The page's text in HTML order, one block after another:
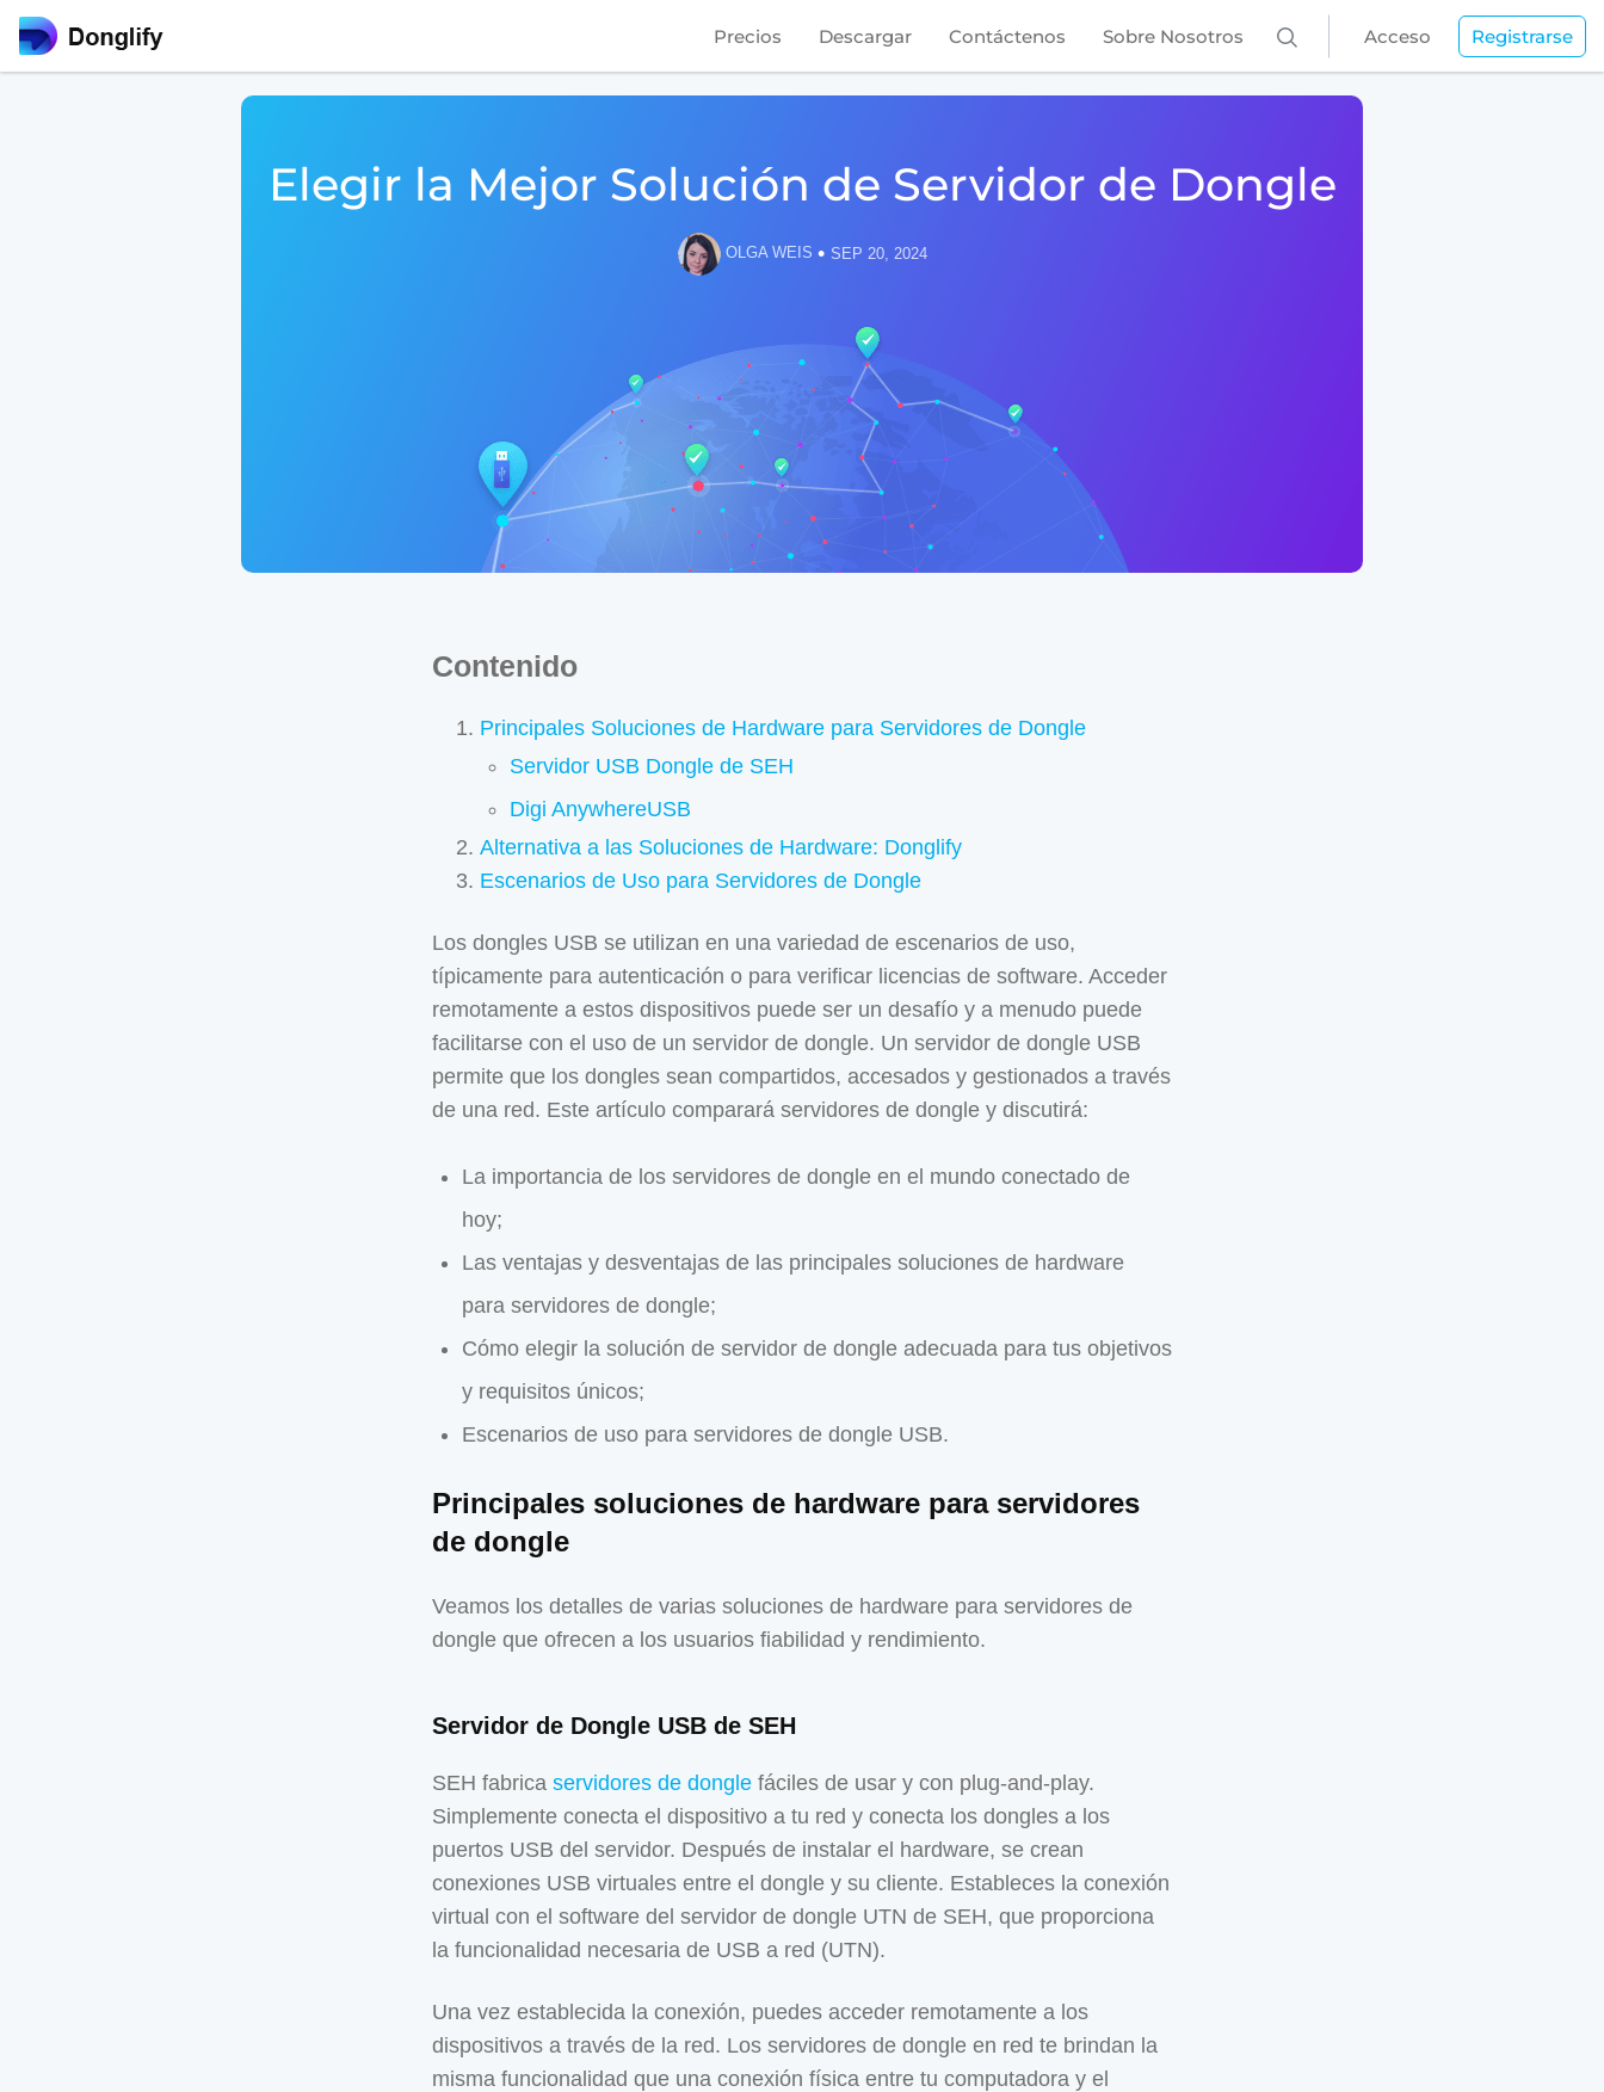
Precios Descargar Contáctenos Sobre Nosotros Acceso Registrarse
Elegir la Mejor Solución de Servidor de Dongle
OLGA WEIS • SEP 20, 2024
Contenido
Principales Soluciones de Hardware para Servidores de Dongle
Servidor USB Dongle de SEH
Digi AnywhereUSB
Alternativa a las Soluciones de Hardware: Donglify
Escenarios de Uso para Servidores de Dongle
Los dongles USB se utilizan en una variedad de escenarios de uso,
típicamente para autenticación o para verificar licencias de software. Acceder
remotamente a estos dispositivos puede ser un desafío y a menudo puede
facilitarse con el uso de un servidor de dongle. Un servidor de dongle USB
permite que los dongles sean compartidos, accesados y gestionados a través
de una red. Este artículo comparará servidores de dongle y discutirá:
La importancia de los servidores de dongle en el mundo conectado de
hoy;
Las ventajas y desventajas de las principales soluciones de hardware
para servidores de dongle;
Cómo elegir la solución de servidor de dongle adecuada para tus objetivos
y requisitos únicos;
Escenarios de uso para servidores de dongle USB.
Principales soluciones de hardware para servidores
de dongle
Veamos los detalles de varias soluciones de hardware para servidores de
dongle que ofrecen a los usuarios fiabilidad y rendimiento.
Servidor de Dongle USB de SEH
SEH fabrica servidores de dongle fáciles de usar y con plug-and-play.
Simplemente conecta el dispositivo a tu red y conecta los dongles a los
puertos USB del servidor. Después de instalar el hardware, se crean
conexiones USB virtuales entre el dongle y su cliente. Estableces la conexión
virtual con el software del servidor de dongle UTN de SEH, que proporciona
la funcionalidad necesaria de USB a red (UTN).
Una vez establecida la conexión, puedes acceder remotamente a los
dispositivos a través de la red. Los servidores de dongle en red te brindan la
misma funcionalidad que una conexión física entre tu computadora y el